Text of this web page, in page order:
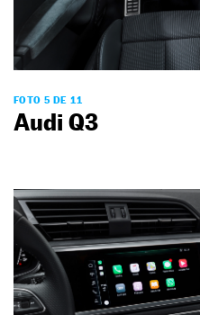
FOTO 5 DE 11
Audi Q3